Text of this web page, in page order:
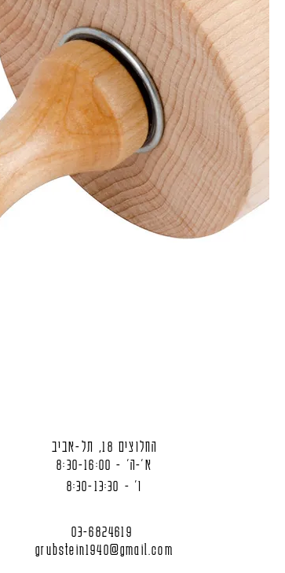
החלוצים 18, תל-אביב
א'-ה' - 8:30-16:00
ו' - 8:30-13:30
03-6824619
grubstein1940@gmail.com